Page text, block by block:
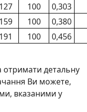
100
0,303
100
0,380
100 0,456
отримати детальну
Ви можете,
вказаними у